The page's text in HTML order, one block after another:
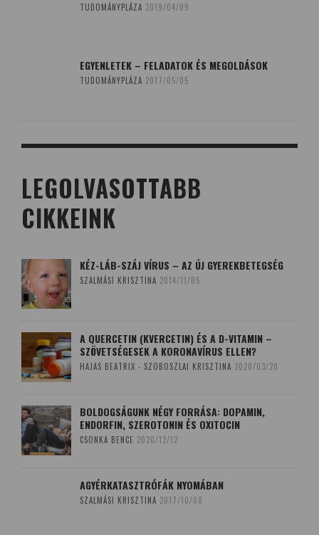
TUDOMÁNYPLÁZA 2019/04/09
EGYENLETEK – FELADATOK ÉS MEGOLDÁSOK
TUDOMÁNYPLÁZA 2017/05/05
LEGOLVASOTTABB
CIKKEINK
KÉZ-LÁB-SZÁJ VÍRUS – AZ ÚJ GYEREKBETEGSÉG
SZALMÁSI KRISZTINA 2014/11/05
A QUERCETIN (KVERCETIN) ÉS A D-VITAMIN –
SZÖVETSÉGESEK A KORONAVÍRUS ELLEN?
HAJAS BEATRIX - SZOBOSZLAI KRISZTINA 2020/03/20
BOLDOGSÁGUNK NÉGY FORRÁSA: DOPAMIN,
ENDORFIN, SZEROTONIN ÉS OXITOCIN
CSONKA BENCE 2020/12/12
AGYÉRKATASZTRÓFÁK NYOMÁBAN
SZALMÁSI KRISZTINA 2017/10/08